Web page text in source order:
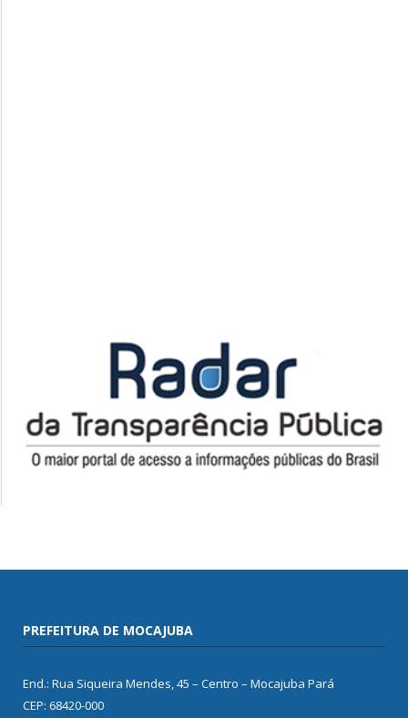
PREFEITURA DE MOCAJUBA
End.: Rua Siqueira Mendes, 45 – Centro – Mocajuba Pará
CEP: 68420-000